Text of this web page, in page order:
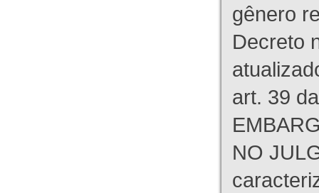
gênero
Decreto
art. 39
NO